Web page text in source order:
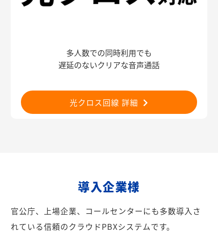
多人数での同時利用でも
遅延のないクリアな音声通話
光クロス回線 詳細
導入企業様
官公庁、上場企業、コールセンターにも多数導入さ
れている信頼のクラウドPBXシステムです。